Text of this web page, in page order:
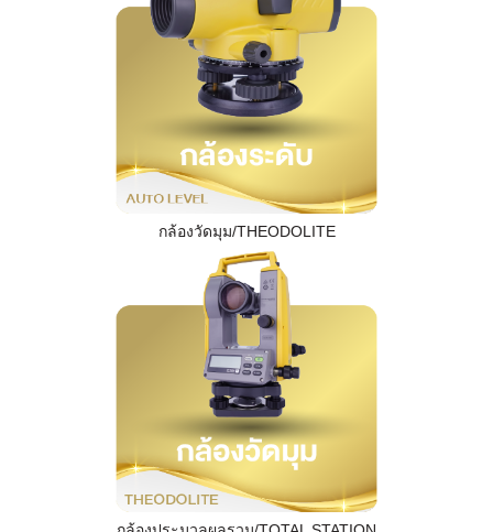
กล้องวัดมุม/THEODOLITE